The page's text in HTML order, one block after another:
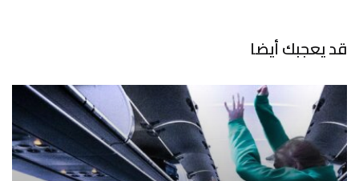
قد يعجبك أيضا